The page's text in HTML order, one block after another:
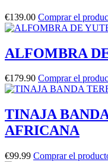
€139.00 Comprar el
ALFOMBRA
€179.90 Comprar el
TINAJA
AFRICANA
€99.99 Comprar el